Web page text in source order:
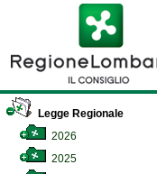
Legge Regionale
2026
2025